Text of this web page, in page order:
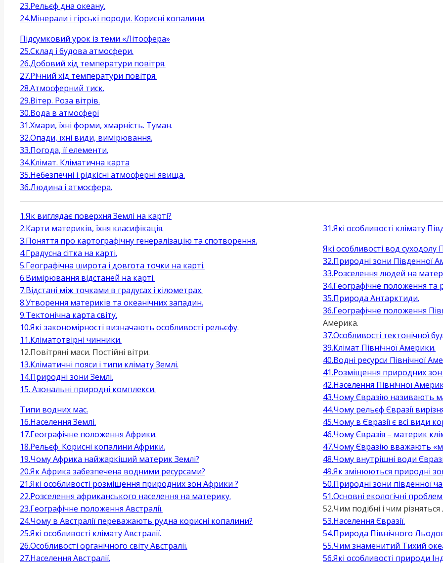
23.Рельєф дна океану.
24.Мінерали і гірські породи. Корисні копалини.
Підсумковий урок із теми «Літосфера»
25.Склад і будова атмосфери.
26.Добовий хід температури повітря.
27.Річний хід температури повітря.
28.Атмосферний тиск.
29.Вітер. Роза вітрів.
30.Вода в атмосфері
31.Хмари, їхні форми, хмарність. Туман.
32.Опади, їхні види, вимірювання.
33.Погода, її елементи.
34.Клімат. Кліматична карта
35.Небезпечні і рідкісні атмосферні явища.
36.Людина і атмосфера.
1.Як виглядає поверхня Землі на карті?
2.Карти материків, їхня класифікація.
3.Поняття про картографічну генералізацію та спотворення.
4.Градусна сітка на карті.
5.Географічна широта і довгота точки на карті.
6.Вимірювання відстаней на карті.
7.Відстані між точками в градусах і кілометрах.
8.Утворення материків та океанічних западин.
9.Тектонічна карта світу.
10.Які закономірності визначають особливості рельєфу.
11.Кліматотвірні чинники.
12.Повітряні маси. Постійні вітри.
13.Кліматичні пояси і типи клімату Землі.
14.Природні зони Землі.
15. Азональні природні комплекси.
Типи водних мас.
16.Населення Землі.
17.Географічне положення Африки.
18.Рельєф. Корисні копалини Африки.
19.Чому Африка найжаркіший материк Землі?
20.Як Африка забезпечена водними ресурсами?
21.Які особливості розміщення природних зон Африки ?
22.Розселення африканського населення на материку.
23.Географічне положення Австралії.
24.Чому в Австралії переважають рудна корисні копалини?
25.Які особливості клімату Австралії.
26.Особливості органічного світу Австралії.
27.Населення Австралії.
31.Які особливості клімату
Які особливості вод суходолу
32.Природні зони Південної
33.Розселення людей на
34.Географічне положення та
35.Природа Антарктиди.
36.Географічне положення
Америка.
37.Особливості тектонічної
39.Клімат Північної Америки.
40.Водні ресурси Північної
41.Розміщення природних зон
42.Населення Північної
43.Чому Євразію називають
44.Чому рельєф Євразії
45.Чому в Євразії є всі види
46.Чому Євразія – материк
47.Чому Євразію вважають
48.Чому внутрішні води
49.Як змінюються природні
50.Природні зони південної
51.Основні екологічні
52.Чим подібні і чим
53.Населення Євразії.
54.Природа Північного
55.Чим знаменитий Тихий
56.Які особливості природи